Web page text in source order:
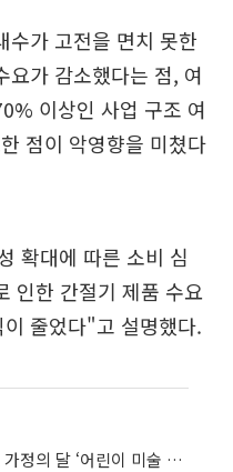
수가 고전을 면치 못한
요가 감소했다는 점, 여
이상인 사업 구조 여
점이 악영향을 미쳤다
확대에 따른 소비 심
인한 간절기 제품 수요
줄었다"고 설명했다.
“꼬마 화가 모여라” 백화점업계, 가정의 달 ‘어린이 미술 대회’ 잇달아